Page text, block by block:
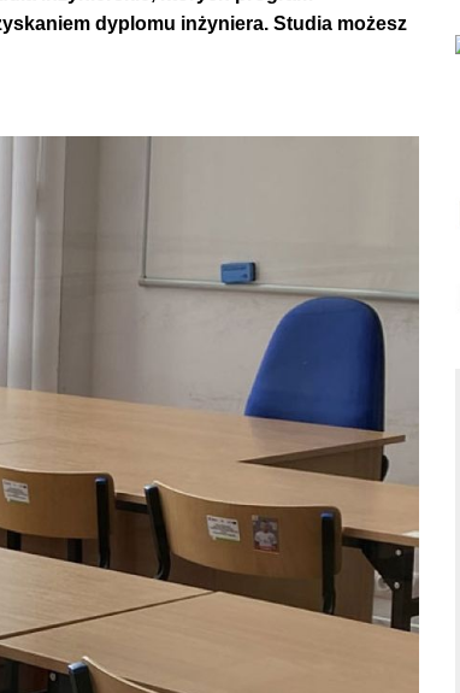
dyplomu inżyniera. Studia możesz